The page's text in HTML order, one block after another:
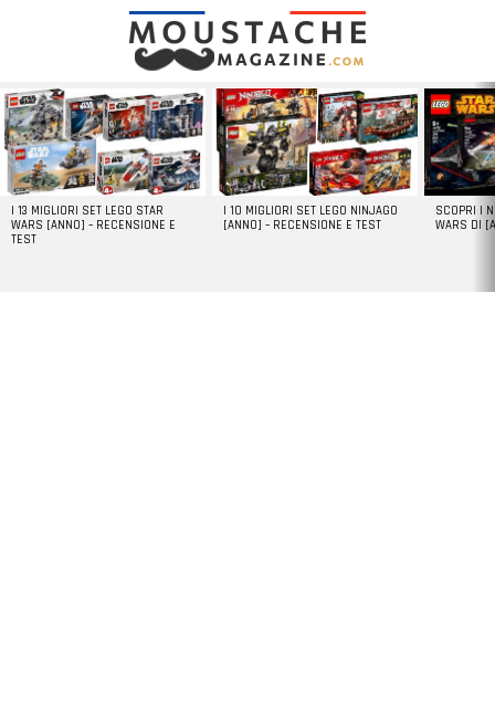
LATEST
STORIES
I 13 MIGLIORI SET LEGO STAR
WARS [ANNO] – RECENSIONE E
TEST
I 10 MIGLIORI SET LEGO NINJAGO
[ANNO] – RECENSIONE E TEST
SCOPRI I
WARS DI